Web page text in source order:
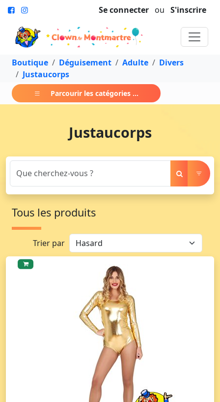
Se connecter ou S'inscrire
Boutique Déguisement Adulte
Divers
Justaucorps
Parcourir les catégories ...
Justaucorps
Tous les produits
Trier par